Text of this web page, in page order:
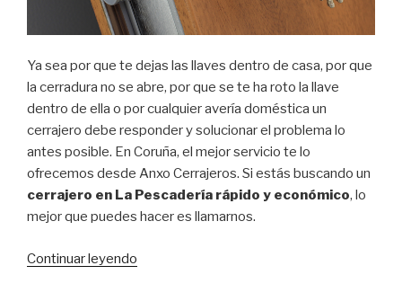
Ya sea por que te dejas las llaves dentro de casa, por que
la cerradura no se abre, por que se te ha roto la llave
dentro de ella o por cualquier avería doméstica un
cerrajero debe responder y solucionar el problema lo
antes posible. En Coruña, el mejor servicio te lo
ofrecemos desde Anxo Cerrajeros. Si estás buscando un
cerrajero en La Pescadería rápido y económico, lo
mejor que puedes hacer es llamarnos.
Continuar leyendo